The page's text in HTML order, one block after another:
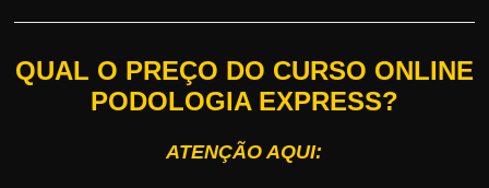
QUAL O PREÇO DO CURSO ONLINE
PODOLOGIA EXPRESS?
ATENÇÃO AQUI: